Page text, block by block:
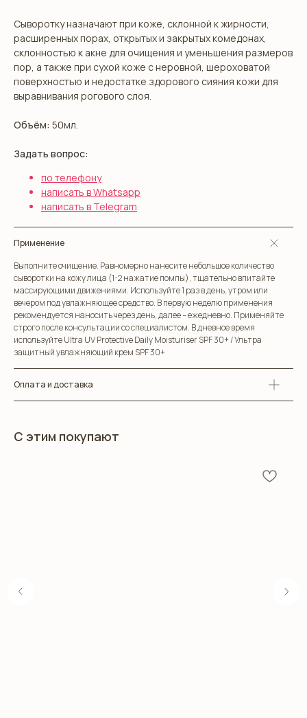
Сыворотку назначают при коже, склонной к жирности,
расширенных порах, открытых и закрытых комедонах,
склонностью к акне для очищения и уменьшения размеров
пор, а также при сухой коже с неровной, шероховатой
поверхностью и недостатке здорового сияния кожи для
выравнивания рогового слоя.
Объём: 50мл.
Задать вопрос:
по телефону
написать в Whatsapp
написать в Telegram
Применение
Выполните очищение. Равномерно нанесите небольшое количество
сыворотки на кожу лица (1-2 нажатие помпы), тщательно впитайте
массирующими движениями. Используйте 1 раз в день, утром или
вечером под увлажняющее средство. В первую неделю применения
рекомендуется наносить через день, далее – ежедневно. Применяйте
строго после консультации со специалистом. В дневное время
используйте Ultra UV Protective Daily Moisturiser SPF 30+ / Ультра
защитный увлажняющий крем SPF 30+
Оплата и доставка
С этим покупают